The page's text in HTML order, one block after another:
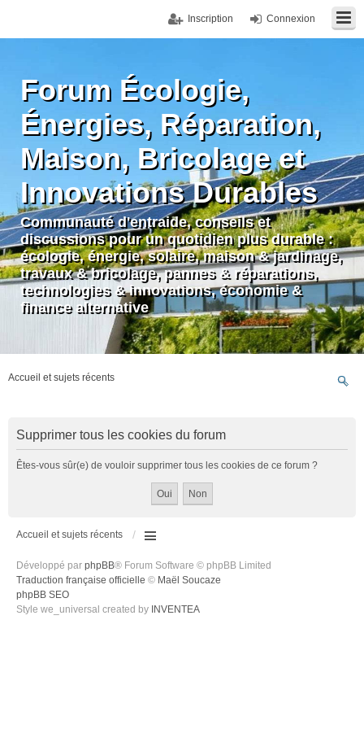
Connexion
Inscription
Forum Écologie,
Énergies, Réparation,
Maison, Bricolage et
Innovations Durables
Communauté d'entraide, conseils et
discussions pour un quotidien plus durable :
écologie, énergie, solaire, maison & jardinage,
travaux & bricolage, pannes & réparations,
technologies & innovations, économie &
finance alternative
Accueil et sujets récents
Supprimer tous les cookies du forum
Êtes-vous sûr(e) de vouloir supprimer tous les cookies de ce forum ?
Accueil et sujets récents
Développé par phpBB® Forum Software © phpBB Limited
Traduction française officielle © Maël Soucaze
phpBB SEO
Style we_universal created by INVENTEA